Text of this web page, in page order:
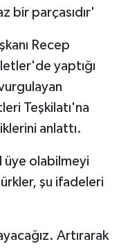
bir parçasıdır'
Recep
yaptığı
Teşkilatı'na
anlattı.
üye olabilmeyi
şu ifadeleri
Artırarak